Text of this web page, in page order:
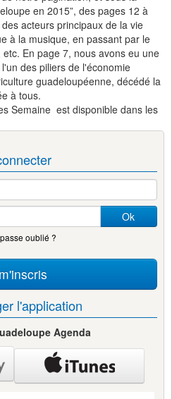
en 2015”, des pages 12 à
acteurs principaux de la vie
à la musique, en passant par le
En page 7, nous avons eu une
l'un des piliers de l'économie
guadeloupéenne, décédé la
à tous.
Semaine est disponible dans les
Ok
oublié ?
l'application
Agenda